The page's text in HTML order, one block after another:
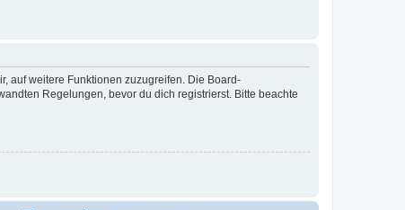
auf weitere Funktionen zuzugreifen. Die Board-
Regelungen, bevor du dich registrierst. Bitte beachte